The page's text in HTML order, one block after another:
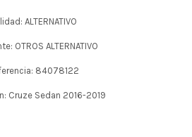
ALTERNATIVO
OTROS ALTERNATIVO
84078122
Cruze Sedan 2016-2019